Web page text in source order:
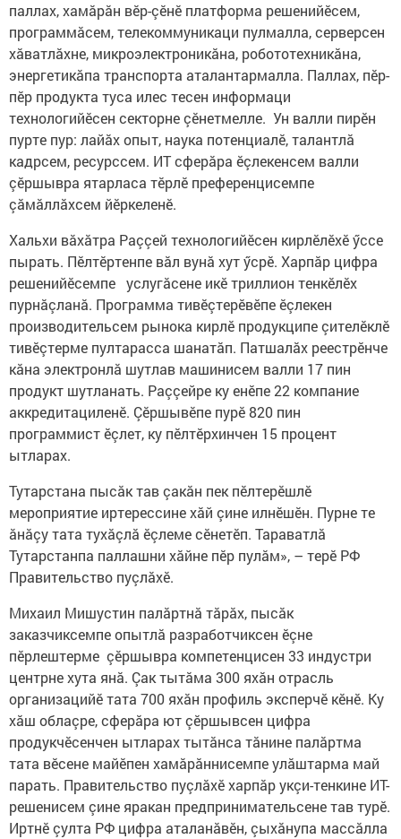
паллах, хамăрăн вӗр-çӗнӗ платформа решенийӗсем,
программăсем, телекоммуникаци пулмалла, серверсен
хăватлăхне, микроэлектроникăна, робототехникăна,
энергетикăпа транспорта аталантармалла. Паллах, пӗр-
пӗр продукта туса илес тесен информаци
технологийӗсен секторне çӗнетмелле. Ун валли пирӗн
пурте пур: лайăх опыт, наука потенциалӗ, талантлă
кадрсем, ресурссем. ИТ сферăра ӗçлекенсем валли
çӗршывра ятарласа тӗрлӗ преференцисемпе
çăмăллăхсем йӗркеленӗ.
Хальхи вăхăтра Раççей технологийӗсен кирлӗлӗхӗ ӳссе
пырать. Пӗлтӗртенпе вăл вунă хут ӳсрӗ. Харпăр цифра
решенийӗсемпе услугăсене икӗ триллион тенкӗлӗх
пурнăçланă. Программа тивӗçтерӗвӗпе ӗçлекен
производительсем рынока кирлӗ продукципе çителӗклӗ
тивӗçтерме пултарасса шанатăп. Патшалăх реестрӗнче
кăна электронлă шутлав машинисем валли 17 пин
продукт шутланать. Раççейре ку енӗпе 22 компание
аккредитациленӗ. Çӗршывӗпе пурӗ 820 пин
программист ӗçлет, ку пӗлтӗрхинчен 15 процент
ытларах.
Тутарстана пысăк тав çакăн пек пӗлтерӗшлӗ
мероприятие иртерессине хăй çине илнӗшӗн. Пурне те
ăнăçу тата тухăçлă ӗçлеме сӗнетӗп. Тараватлă
Тутарстанпа паллашни хăйне пӗр пулăм», – терӗ РФ
Правительство пуçлăхӗ.
Михаил Мишустин палăртнă тăрăх, пысăк
заказчиксемпе опытлă разработчиксен ӗçне
пӗрлештерме çӗршывра компетенцисен 33 индустри
центрне хута янă. Çак тытăма 300 яхăн отрасль
организацийӗ тата 700 яхăн профиль эксперчӗ кӗнӗ. Ку
хăш облаçре, сферăра ют çӗршывсен цифра
продукчӗсенчен ытларах тытăнса тăнине палăртма
тата вӗсене майӗпен хамăрăннисемпе улăштарма май
парать. Правительство пуçлăхӗ харпăр укçи-тенкине ИТ-
решенисем çине яракан предпринимательсене тав турӗ.
Иртнӗ çулта РФ цифра аталанăвӗн, çыхăнупа массăлла